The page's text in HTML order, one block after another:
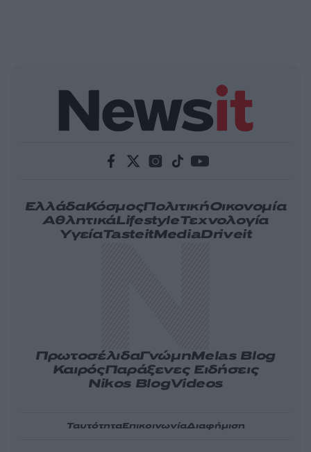
ΕλλάδαΚόσμοςΠολιτικήΟικονομία
ΑθλητικάLifestyleΤεχνολογία
ΥγείαTasteitMediaDriveit
ΠρωτοσέλιδαΓνώμηMelas Blog
ΚαιρόςΠαράξενες Ειδήσεις
Nikos BlogVideos
ΤαυτότηταΕπικοινωνίαΔιαφήμιση